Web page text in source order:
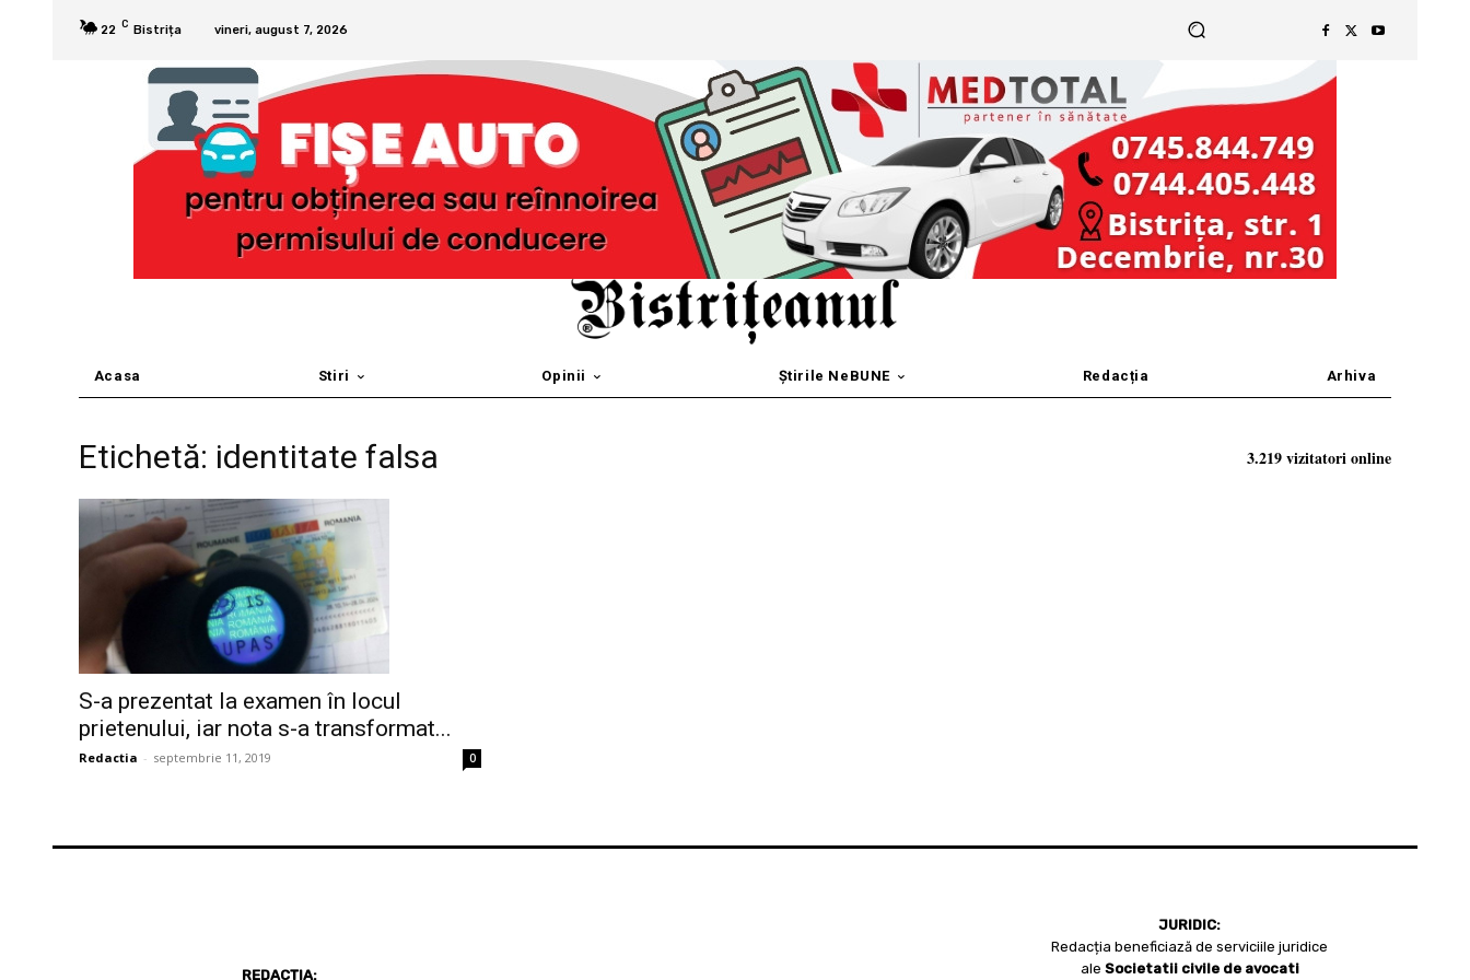
22 C Bistrița vineri, august 7, 2026
Acasa Stiri Opinii Știrile NeBUNE Redacția Arhiva
Etichetă: identitate falsa
S-a prezentat la examen în locul
prietenului, iar nota s-a transformat...
Redactia - septembrie 11, 2019 0
3.219 vizitatori online
REDACȚIA:
JURIDIC:
Redacția beneficiază de serviciile juridice
ale Societatii civile de avocati